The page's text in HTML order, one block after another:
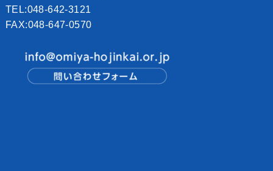
TEL:048-642-3121
FAX:048-647-0570